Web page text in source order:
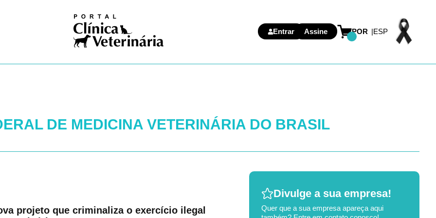
Entrar Assine POR ESP
DE MEDICINA VETERINÁRIA DO BRASIL
projeto que criminaliza o exercício ilegal
Divulge a sua empresa!
Quer que a sua empresa apareça aqui